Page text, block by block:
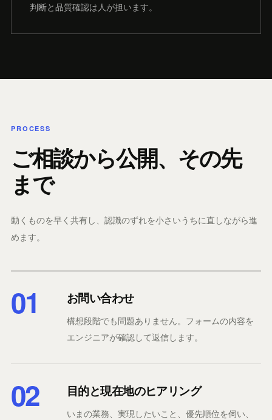
判断と品質確認は人が担います。
PROCESS
ご相談から公開、その先
まで
動くものを早く共有し、認識のずれを小さいうちに直しながら進
めます。
01 お問い合わせ
構想段階でも問題ありません。フォームの内容を
エンジニアが確認して返信します。
02 目的と現在地のヒアリング
いまの業務、実現したいこと、優先順位を伺い、